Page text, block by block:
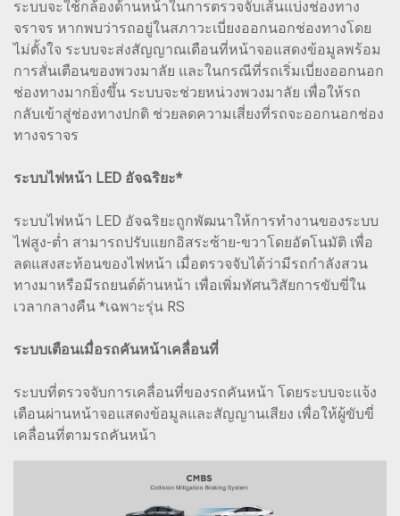
ระบบจะใช้กล้องด้านหน้าในการตรวจจับเส้นแบ่งช่องทาง
จราจร หากพบว่ารถอยู่ในสภาวะเบี่ยงออกนอกช่องทางโดย
ไม่ตั้งใจ ระบบจะส่งสัญญาณเตือนที่หน้าจอแสดงข้อมูลพร้อม
การสั่นเตือนของพวงมาลัย และในกรณีที่รถเริ่มเบี่ยงออกนอก
ช่องทางมากยิ่งขึ้น ระบบจะช่วยหน่วงพวงมาลัย เพื่อให้รถ
กลับเข้าสู่ช่องทางปกติ ช่วยลดความเสี่ยงที่รถจะออกนอกช่อง
ทางจราจร
ระบบไฟหน้า LED อัจฉริยะ*
ระบบไฟหน้า LED อัจฉริยะถูกพัฒนาให้การทำงานของระบบ
ไฟสูง-ตํ่า สามารถปรับแยกอิสระซ้าย-ขวาโดยอัตโนมัติ เพื่อ
ลดแสงสะท้อนของไฟหน้า เมื่อตรวจจับได้ว่ามีรถกำลังสวน
ทางมาหรือมีรถยนต์ด้านหน้า เพื่อเพิ่มทัศนวิสัยการขับขี่ใน
เวลากลางคืน *เฉพาะรุ่น RS
ระบบเตือนเมื่อรถคันหน้าเคลื่อนที่
ระบบที่ตรวจจับการเคลื่อนที่ของรถคันหน้า โดยระบบจะแจ้ง
เตือนผ่านหน้าจอแสดงข้อมูลและสัญญานเสียง เพื่อให้ผู้ขับขี่
เคลื่อนที่ตามรถคันหน้า